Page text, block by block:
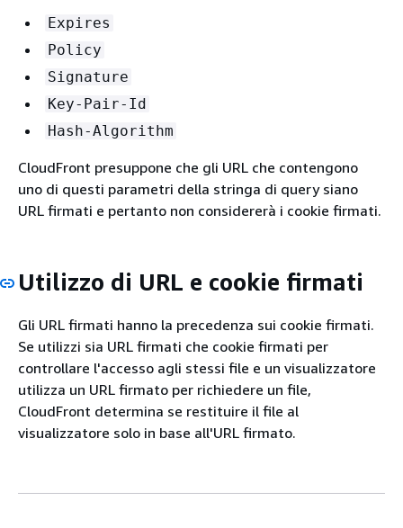
Expires
Policy
Signature
Key-Pair-Id
Hash-Algorithm
CloudFront presuppone che gli URL che contengono
uno di questi parametri della stringa di query siano
URL firmati e pertanto non considererà i cookie firmati.
Utilizzo di URL e cookie firmati
Gli URL firmati hanno la precedenza sui cookie firmati.
Se utilizzi sia URL firmati che cookie firmati per
controllare l'accesso agli stessi file e un visualizzatore
utilizza un URL firmato per richiedere un file,
CloudFront determina se restituire il file al
visualizzatore solo in base all'URL firmato.